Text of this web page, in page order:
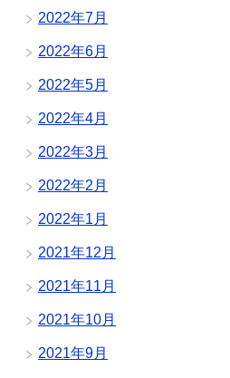
2022年7月
2022年6月
2022年5月
2022年4月
2022年3月
2022年2月
2022年1月
2021年12月
2021年11月
2021年10月
2021年9月